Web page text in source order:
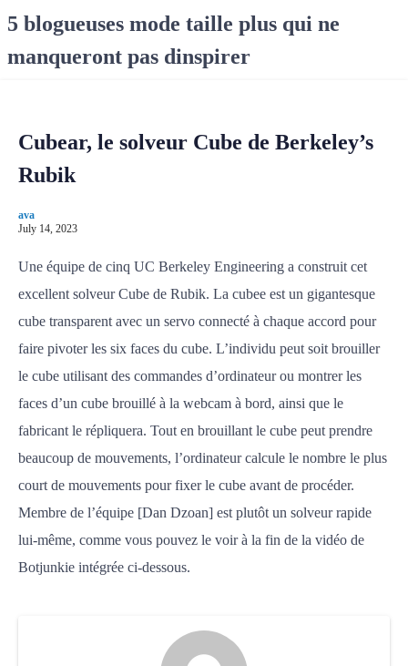
5 blogueuses mode taille plus qui ne
manqueront pas dinspirer
Cubear, le solveur Cube de Berkeley’s
Rubik
ava
July 14, 2023
Une équipe de cinq UC Berkeley Engineering a construit cet
excellent solveur Cube de Rubik. La cubee est un gigantesque
cube transparent avec un servo connecté à chaque accord pour
faire pivoter les six faces du cube. L’individu peut soit brouiller
le cube utilisant des commandes d’ordinateur ou montrer les
faces d’un cube brouillé à la webcam à bord, ainsi que le
fabricant le répliquera. Tout en brouillant le cube peut prendre
beaucoup de mouvements, l’ordinateur calcule le nombre le plus
court de mouvements pour fixer le cube avant de procéder.
Membre de l’équipe [Dan Dzoan] est plutôt un solveur rapide
lui-même, comme vous pouvez le voir à la fin de la vidéo de
Botjunkie intégrée ci-dessous.